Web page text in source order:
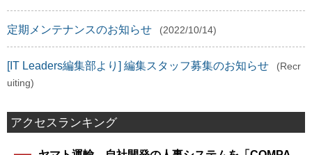
定期メンテナンスのお知らせ (2022/10/14)
[IT Leaders編集部より] 編集スタッフ募集のお知らせ
(Recr
uiting)
アクセスランキング